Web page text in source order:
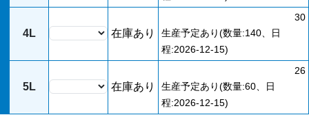
4L 在庫あり
30
生産予定あり(数量:140、日
程:2026-12-15)
5L 在庫あり
26
生産予定あり(数量:60、日
程:2026-12-15)